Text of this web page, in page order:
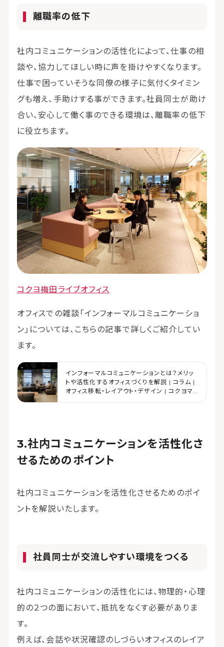
離職率の低下
社内コミュニケーションの活性化によって、仕事の相
談や、協力してほしい時に声を掛けやすくなります。
仕事で困っていそうな同僚の様子に気付くタイミン
グも増え、手助けする事ができます。社員同士が助け
合い、安心して働く事のできる環境は、離職率の低下
に役立ちます。
コクヨ梅田ライブオフィス
オフィスでの雑談「インフォーマルコミュニケーショ
ン」については、こちらの記事で詳しくご紹介してい
ます。
インフォーマルコミュニケーションとは？メリッ
トや活性化するオフィスづくりを解説 | コラム |
オフィス移転・レイアウト・デザイン | コクヨマ
社内コミュニケーションを活性化さ
せるためのポイント
社内コミュニケーションを活性化させるためのポイ
ントを解説いたします。
社員同士が交流しやすい環境をつくる
社内コミュニケーションの活性化には、物理的・心理
的の２つの面において、抵抗をなくす必要がありま
す。
例えば、会話や状況確認のしづらいオフィスのレイア